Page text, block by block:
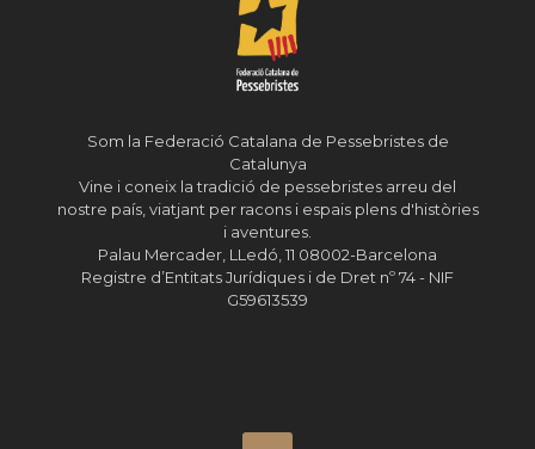
Som la Federació Catalana de Pessebristes de
Catalunya
Vine i coneix la tradició de pessebristes arreu del
nostre país, viatjant per racons i espais plens d'històries
i aventures.
Palau Mercader, LLedó, 11 08002-Barcelona
Registre d’Entitats Jurídiques i de Dret nº 74 - NIF
G59613539